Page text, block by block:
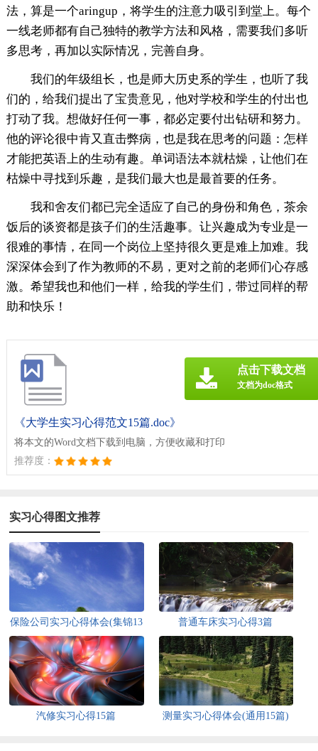
法，算是一个aringup，将学生的注意力吸引到堂上。每个
一线老师都有自己独特的教学方法和风格，需要我们多听
多思考，再加以实际情况，完善自身。
我们的年级组长，也是师大历史系的学生，也听了我
们的，给我们提出了宝贵意见，他对学校和学生的付出也
打动了我。想做好任何一事，都必定要付出钻研和努力。
他的评论很中肯又直击弊病，也是我在思考的问题：怎样
才能把英语上的生动有趣。单词语法本就枯燥，让他们在
枯燥中寻找到乐趣，是我们最大也是最首要的任务。
我和舍友们都已完全适应了自己的身份和角色，茶余
饭后的谈资都是孩子们的生活趣事。让兴趣成为专业是一
很难的事情，在同一个岗位上坚持很久更是难上加难。我
深深体会到了作为教师的不易，更对之前的老师们心存感
激。希望我也和他们一样，给我的学生们，带过同样的帮
助和快乐！
《大学生实习心得范文15篇.doc》
将本文的Word文档下载到电脑，方便收藏和打印
推荐度：
点击下载文档
文档为doc格式
实习心得图文推荐
保险公司实习心得体会(集锦13
篇)
普通车床实习心得3篇
汽修实习心得15篇 测量实习心得体会(通用15篇)